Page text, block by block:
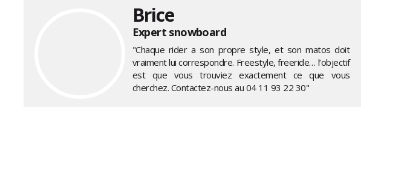
Brice
Expert snowboard
"Chaque rider a son propre style, et son matos doit
vraiment lui correspondre. Freestyle, freeride… l’objectif
est que vous trouviez exactement ce que vous
cherchez. Contactez-nous au 04 11 93 22 30"